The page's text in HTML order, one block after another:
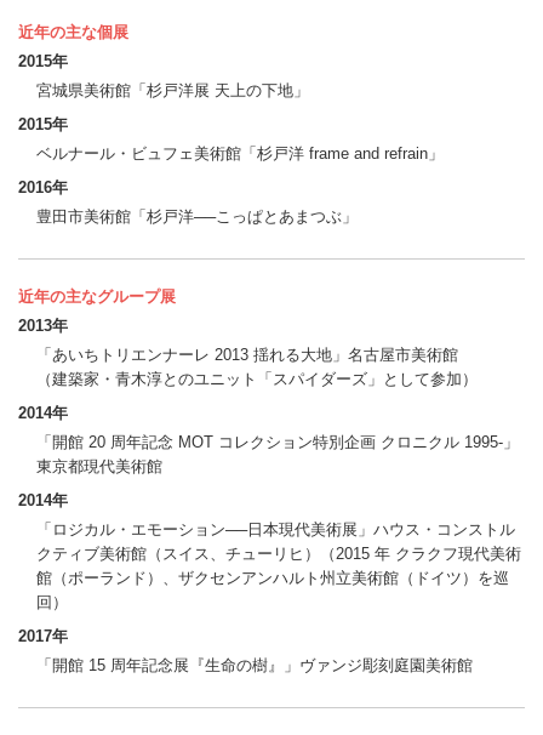
近年の主な個展
2015年
宮城県美術館「杉戸洋展 天上の下地」
2015年
ベルナール・ビュフェ美術館「杉戸洋 frame and refrain」
2016年
豊田市美術館「杉戸洋──こっぱとあまつぶ」
近年の主なグループ展
2013年
「あいちトリエンナーレ 2013 揺れる大地」名古屋市美術館
（建築家・青木淳とのユニット「スパイダーズ」として参加）
2014年
「開館 20 周年記念 MOT コレクション特別企画 クロニクル 1995-」
東京都現代美術館
2014年
「ロジカル・エモーション──日本現代美術展」ハウス・コンストル
クティブ美術館（スイス、チューリヒ）（2015 年 クラクフ現代美術
館（ポーランド）、ザクセンアンハルト州立美術館（ドイツ）を巡
回）
2017年
「開館 15 周年記念展『生命の樹』」ヴァンジ彫刻庭園美術館